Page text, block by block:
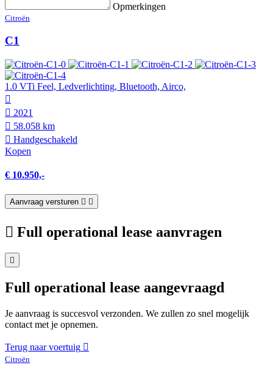
Opmerkingen
Citroën
C1
1.0 VTi Feel, Ledverlichting, Bluetooth, Airco,
2021
58.058 km
Hand­geschakeld
Kopen
€ 10.950,-
Aanvraag versturen
Full operational lease aanvragen
Full operational lease aangevraagd
Je aanvraag is succesvol verzonden. We zullen zo snel mogelijk
contact met je opnemen.
Terug naar voertuig
Citroën